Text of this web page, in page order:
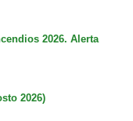
2026. Alerta
2026)